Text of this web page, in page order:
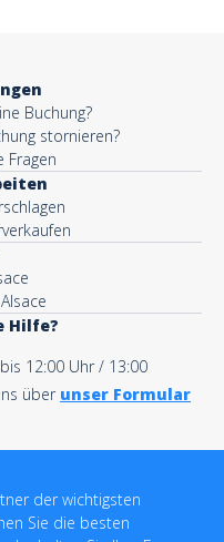
Buchung?
stornieren?
Fragen
Hilfe?
12:00 Uhr / 13:00
über unser Formular
der wichtigsten
Sie die besten